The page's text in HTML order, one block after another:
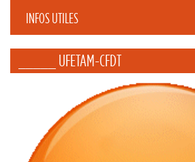
INFOS UTILES
_____ UFETAM-CFDT